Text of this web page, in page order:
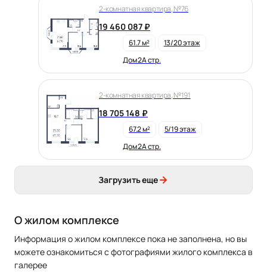
О жилом комплексе
Информация о жилом комплексе пока не заполнена, но вы
можете ознакомиться с фотографиями жилого комплекса в
галерее
2-комнатная квартира, №76
19 460 087 ₽
61.7 м²
13/20 этаж
Дом 2А стр.
2-комнатная квартира, №191
18 705 148 ₽
67.2 м²
5/19 этаж
Дом 2А стр.
Загрузить еще